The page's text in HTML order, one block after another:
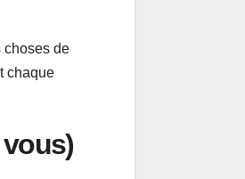
choses de
chaque